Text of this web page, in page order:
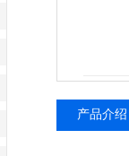
产品介绍